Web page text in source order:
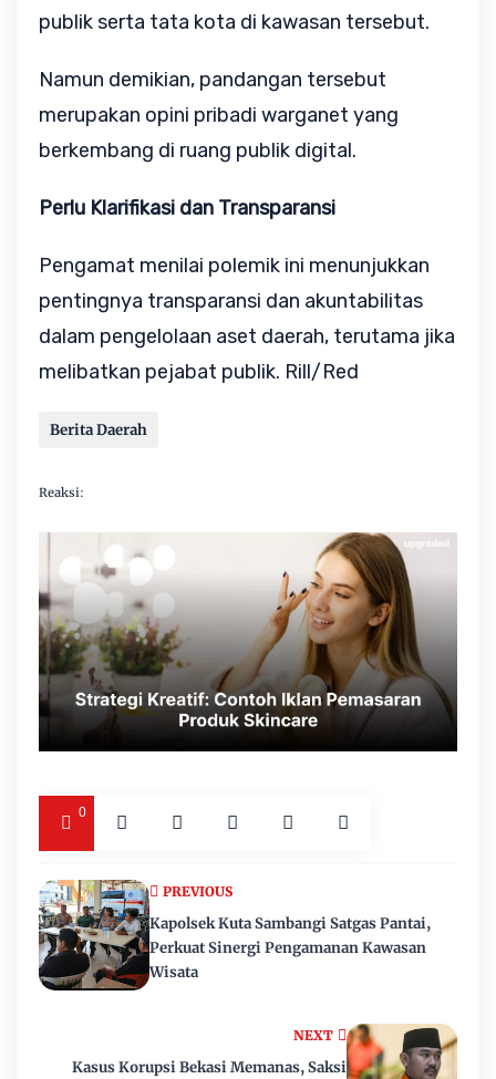
publik serta tata kota di kawasan tersebut.
Namun demikian, pandangan tersebut
merupakan opini pribadi warganet yang
berkembang di ruang publik digital.
Perlu Klarifikasi dan Transparansi
Pengamat menilai polemik ini menunjukkan
pentingnya transparansi dan akuntabilitas
dalam pengelolaan aset daerah, terutama jika
melibatkan pejabat publik. Rill/Red
Berita Daerah
Reaksi:
0
NEXT
Kasus Korupsi Bekasi Memanas, Saksi
PREVIOUS
Kapolsek Kuta Sambangi Satgas Pantai,
Perkuat Sinergi Pengamanan Kawasan
Wisata